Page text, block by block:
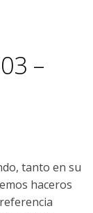
–
tanto en su
haceros